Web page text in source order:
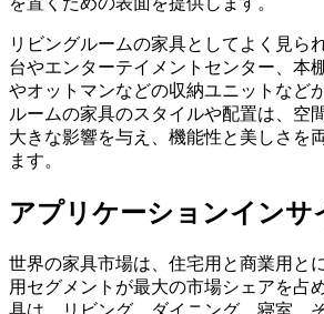
リビングルームの家具としてよく見ら
台やエンターテイメントセンター、本
やオットマンなどの収納ユニットなど
ルームの家具のスタイルや配置は、空
大きな影響を与え、機能性と美しさを
ます。
アプリケーションインサ
世界の家具市場は、住宅用と商業用と
用セグメントが最大の市場シェアを占